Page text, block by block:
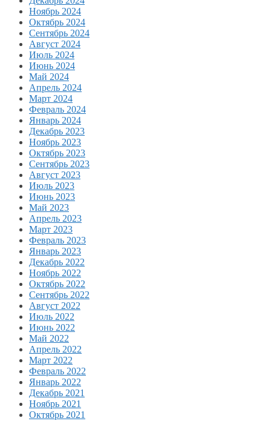
Ноябрь 2024
Октябрь 2024
Сентябрь 2024
Август 2024
Июль 2024
Июнь 2024
Май 2024
Апрель 2024
Март 2024
Февраль 2024
Январь 2024
Декабрь 2023
Ноябрь 2023
Октябрь 2023
Сентябрь 2023
Август 2023
Июль 2023
Июнь 2023
Май 2023
Апрель 2023
Март 2023
Февраль 2023
Январь 2023
Декабрь 2022
Ноябрь 2022
Октябрь 2022
Сентябрь 2022
Август 2022
Июль 2022
Июнь 2022
Май 2022
Апрель 2022
Март 2022
Февраль 2022
Январь 2022
Декабрь 2021
Ноябрь 2021
Октябрь 2021